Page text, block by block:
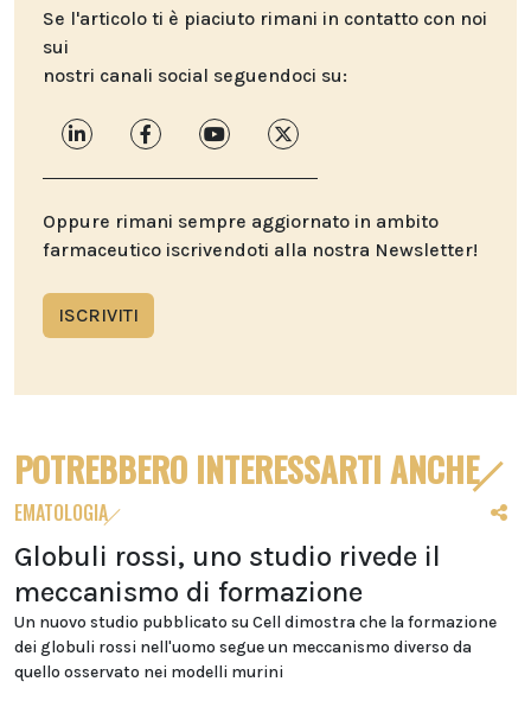
Se l'articolo ti è piaciuto rimani in contatto con noi
sui
nostri canali social seguendoci su:
Oppure rimani sempre aggiornato in ambito
farmaceutico iscrivendoti alla nostra Newsletter!
ISCRIVITI
POTREBBERO INTERESSARTI ANCHE
EMATOLOGIA
Globuli rossi, uno studio rivede il
meccanismo di formazione
Un nuovo studio pubblicato su Cell dimostra che la formazione
dei globuli rossi nell'uomo segue un meccanismo diverso da
quello osservato nei modelli murini